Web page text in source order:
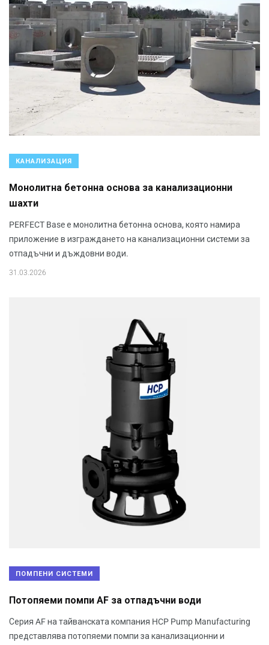
КАНАЛИЗАЦИЯ
Монолитна бетонна основа за канализационни
шахти
PERFECT Base е монолитна бетонна основа, която намира
приложение в изграждането на канализационни системи за
отпадъчни и дъждовни води.
31.03.2026
ПОМПЕНИ СИСТЕМИ
Потопяеми помпи AF за отпадъчни води
Серия AF на тайванската компания HCP Pump Manufacturing
представлява потопяеми помпи за канализационни и